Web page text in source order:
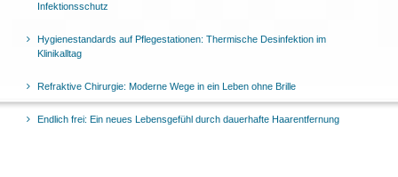
Infektionsschutz
Hygienestandards auf Pflegestationen: Thermische Desinfektion im
Klinikalltag
Refraktive Chirurgie: Moderne Wege in ein Leben ohne Brille
Endlich frei: Ein neues Lebensgefühl durch dauerhafte Haarentfernung